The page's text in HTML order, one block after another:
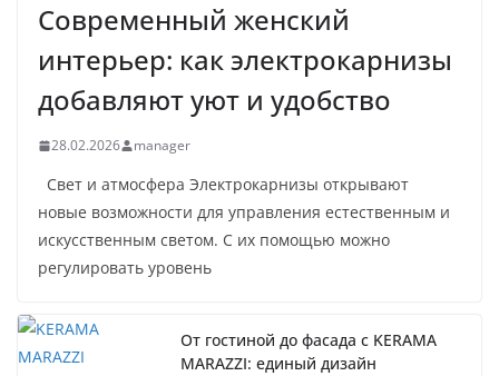
Современный женский
интерьер: как электрокарнизы
добавляют уют и удобство
28.02.2026 manager
Свет и атмосфера Электрокарнизы открывают
новые возможности для управления естественным и
искусственным светом. С их помощью можно
регулировать уровень
От гостиной до фасада с KERAMA
MARAZZI: единый дизайн